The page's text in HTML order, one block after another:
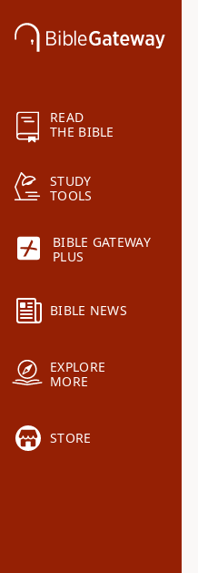
READ
THE BIBLE
STUDY
TOOLS
BIBLE GATEWAY
PLUS
BIBLE NEWS
EXPLORE
MORE
STORE